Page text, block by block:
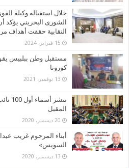
خلال استقباله وكيلة
الشورى البحريني يؤكد
النقابية حققت أهداف
15 فبراير، 2024
مستقبل وطن ببلبيس
كورونا
13 نوفمبر، 2021
ننشر
المقبل
20 ديسمبر، 2020
أبناء المرحوم غريب
السويس»
13 ديسمبر، 2020